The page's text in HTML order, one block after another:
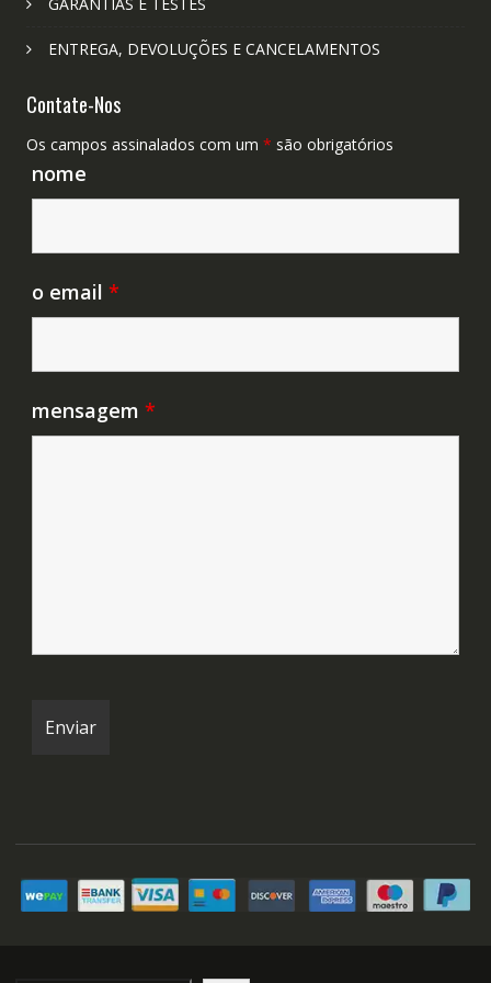
ENTREGA, DEVOLUÇÕES E CANCELAMENTOS
Contate-Nos
Os campos assinalados com um * são obrigatórios
nome
o email *
mensagem *